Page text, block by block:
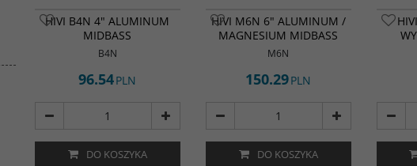
HIVI B4N 4" ALUMINUM
MIDBASS
B4N
96.54PLN
DO KOSZYKA
HIVI M6N 6" ALUMINUM /
MAGNESIUM MIDBASS
M6N
150.29PLN
DO KOSZYKA